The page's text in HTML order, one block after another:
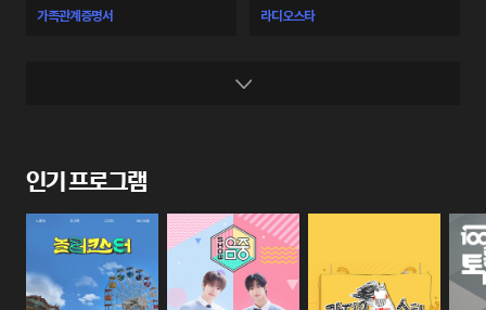
가족관계증명서
최'의 뜻은?🤣
라디오스타
인기 프로그램